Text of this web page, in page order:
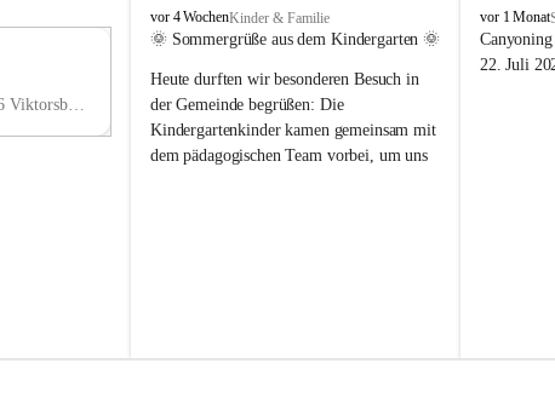
VHauptstraße 36, 6836 Viktorsberg, AUT
V
i
t
o
r
s
vor 4 WochenKinder & Familie
🌞 Sommergrüße aus dem Kindergarten 🌞
Heute durften wir besonderen Besuch in
der Gemeinde begrüßen: Die
Kindergartenkinder kamen gemeinsam mit
dem pädagogischen Team vorbei, um uns
V
i
k
vor 1 Monat
22. Juli